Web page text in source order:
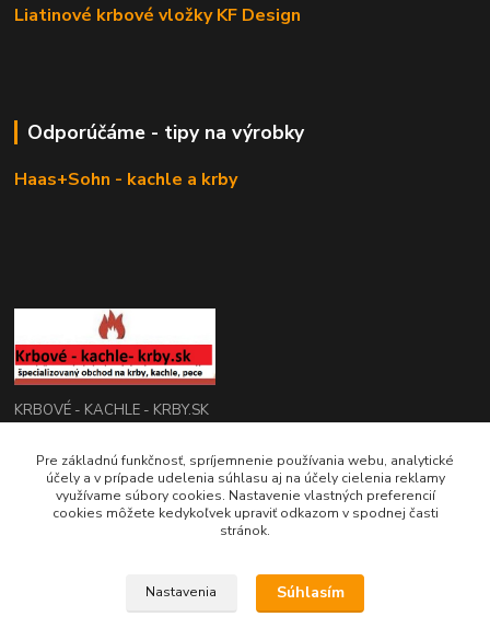
Liatinové krbové vložky KF Design
Odporúčáme - tipy na výrobky
Haas+Sohn - kachle a krby
KRBOVÉ - KACHLE - KRBY.SK
0949 476 255
08:00 - 17.00
Pre základnú funkčnosť, spríjemnenie používania webu, analytické
účely a v prípade udelenia súhlasu aj na účely cielenia reklamy
využívame súbory cookies. Nastavenie vlastných preferencií
cookies môžete kedykoľvek upraviť odkazom v spodnej časti
stránok.
Nastavenia Súhlasím